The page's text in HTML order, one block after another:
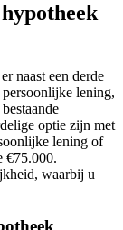
naast een derde
lening,
optie zijn met
lening of
€75.000.
waarbij u